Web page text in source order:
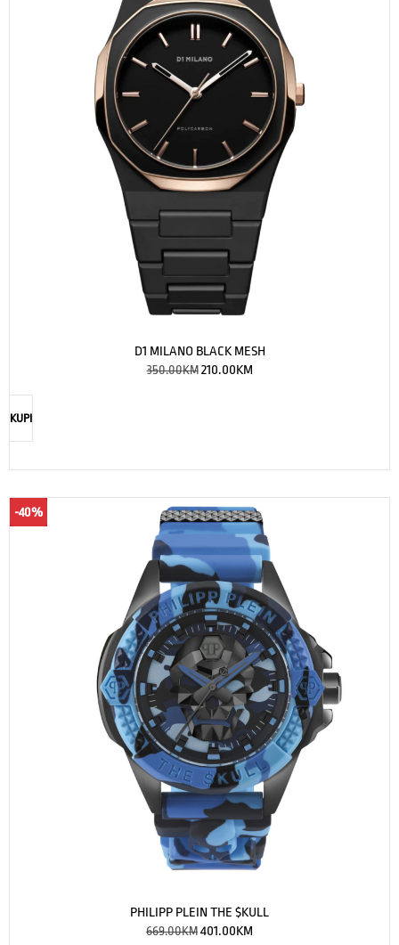
D1 MILANO BLACK MESH
350.00KM 210.00KM
KUPI
-40%
PHILIPP PLEIN THE $KULL
669.00KM401.00KM